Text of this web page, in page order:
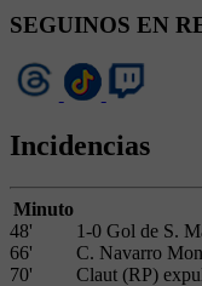
SEGUINOS EN
Incidencias
Minuto
48'
1-0 Gol de S.
66'
C. Navarro
70'
Claut (RP)